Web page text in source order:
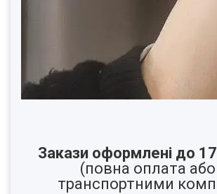
Закази оформлені до
(повна оплата
транспортними